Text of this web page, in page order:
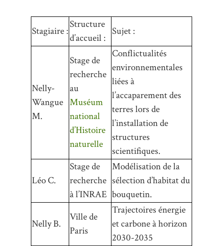
Stagiaire :
Structure
d’accueil :
Sujet :
Nelly-
Wangue
M.
Stage de
recherche
au
Muséum
national
d’Histoire
naturelle
Conflictualités
environnementales
liées à
l’accaparement des
terres lors de
l’installation de
structures
scientifiques.
Léo C.
Stage de
recherche
à l’INRAE
Modélisation de la
sélection d’habitat du
bouquetin.
Nelly B.
Ville de
Paris
Trajectoires énergie
et carbone à horizon
2030-2035